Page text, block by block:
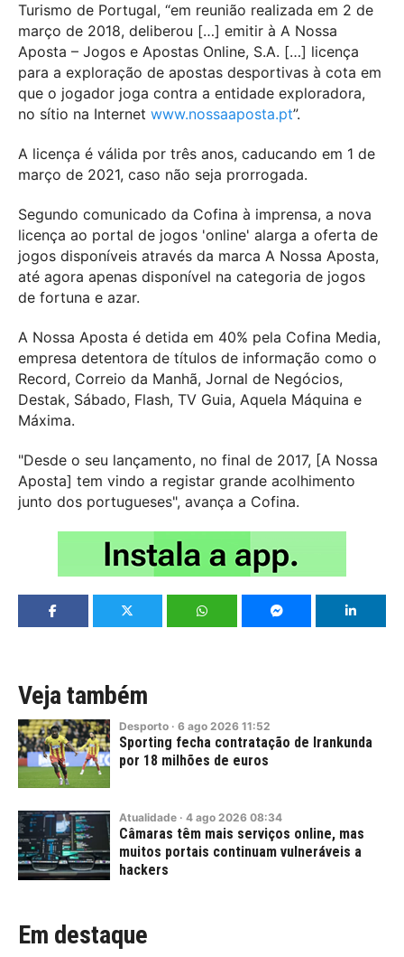
Turismo de Portugal, “em reunião realizada em 2 de
março de 2018, deliberou […] emitir à A Nossa
Aposta – Jogos e Apostas Online, S.A. […] licença
para a exploração de apostas desportivas à cota em
que o jogador joga contra a entidade exploradora,
no sítio na Internet www.nossaaposta.pt”.
A licença é válida por três anos, caducando em 1 de
março de 2021, caso não seja prorrogada.
Segundo comunicado da Cofina à imprensa, a nova
licença ao portal de jogos 'online' alarga a oferta de
jogos disponíveis através da marca A Nossa Aposta,
até agora apenas disponível na categoria de jogos
de fortuna e azar.
A Nossa Aposta é detida em 40% pela Cofina Media,
empresa detentora de títulos de informação como o
Record, Correio da Manhã, Jornal de Negócios,
Destak, Sábado, Flash, TV Guia, Aquela Máquina e
Máxima.
"Desde o seu lançamento, no final de 2017, [A Nossa
Aposta] tem vindo a registar grande acolhimento
junto dos portugueses", avança a Cofina.
Veja também
Desporto · 6 ago 2026 11:52
Sporting fecha contratação de Irankunda
por 18 milhões de euros
Atualidade · 4 ago 2026 08:34
Câmaras têm mais serviços online, mas
muitos portais continuam vulneráveis a
hackers
Em destaque